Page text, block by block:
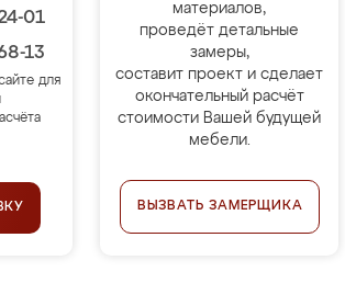
01
13
для
материалов,
проведёт детальные
замеры,
составит проект и сделает
окончательный расчёт
стоимости Вашей будущей
мебели.
ВЫЗВАТЬ ЗАМЕРЩИКА